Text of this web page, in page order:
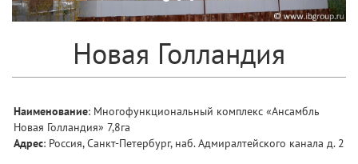
Новая Голландия
Наименование: Многофункциональный комплекс «Ансамбль
Новая Голландия» 7,8га
Адрес: Россия, Санкт-Петербург, наб. Адмиралтейского канала д. 2